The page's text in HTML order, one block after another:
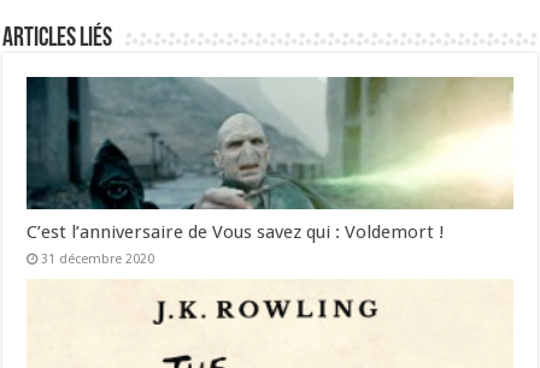
Articles liés
C’est l’anniversaire de Vous savez qui : Voldemort !
31 décembre 2020